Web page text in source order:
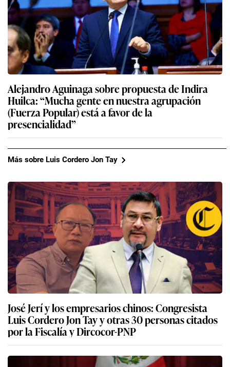
Alejandro Aguinaga sobre propuesta de Indira
Huilca: “Mucha gente en nuestra agrupación
(Fuerza Popular) está a favor de la
presencialidad”
Más sobre Luis Cordero Jon Tay
José Jerí y los empresarios chinos: Congresista
Luis Cordero Jon Tay y otras 30 personas citados
por la Fiscalía y Dircocor-PNP